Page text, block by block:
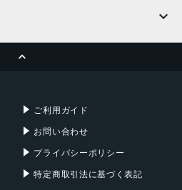
ご利用ガイド
お問い合わせ
プライバシーポリシー
特定商取引法に基づく表記